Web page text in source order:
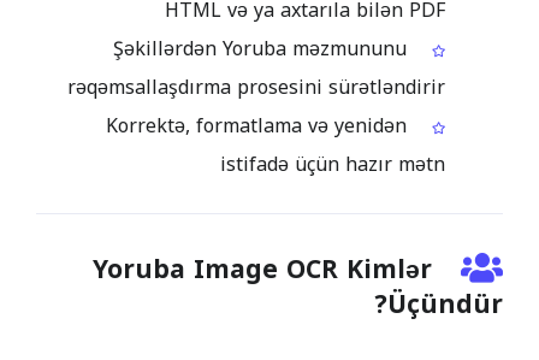
HTML və ya axtarıla bilən PDF
Şəkillərdən Yoruba məzmununu
rəqəmsallaşdırma prosesini sürətləndirir
Korrektə, formatlama və yenidən
istifadə üçün hazır mətn
Yoruba Image OCR Kimlər
Üçündür?